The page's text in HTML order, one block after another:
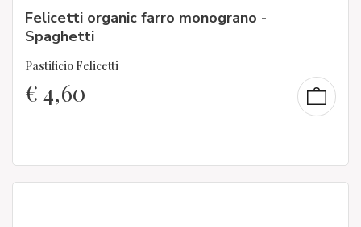
Felicetti organic farro monograno -
Spaghetti
Pastificio Felicetti
€4,60